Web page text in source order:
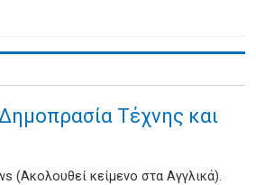
Τέχνης και
(Ακολουθεί κείμενο στα Αγγλικά).